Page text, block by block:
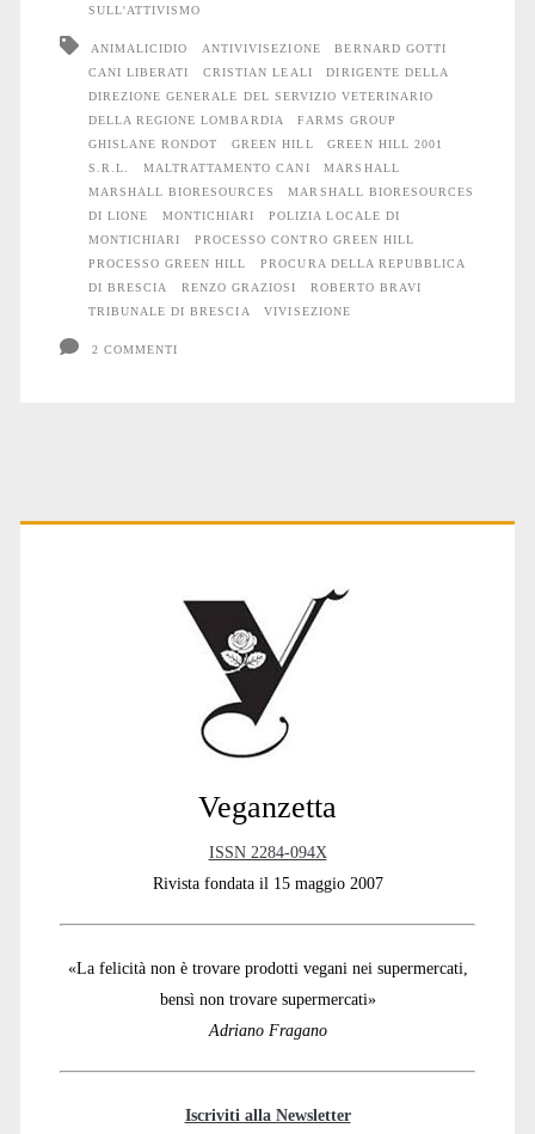
l’allevamento
lager
Green
Hill
SULL'ATTIVISMO
ANIMALICIDIO ANTIVIVISEZIONE
BERNARD GOTTI
CANI LIBERATI
CRISTIAN LEALI
DIRIGENTE DELLA
DIREZIONE GENERALE DEL SERVIZIO VETERINARIO
DELLA REGIONE LOMBARDIA
FARMS GROUP
GHISLANE RONDOT
GREEN HILL
GREEN HILL 2001
S.R.L.
MALTRATTAMENTO CANI
MARSHALL
MARSHALL BIORESOURCES
MARSHALL BIORESOURCES
DI LIONE
MONTICHIARI
POLIZIA LOCALE DI
MONTICHIARI
PROCESSO CONTRO GREEN HILL
PROCESSO GREEN HILL
PROCURA DELLA REPUBBLICA
DI BRESCIA
RENZO GRAZIOSI
ROBERTO BRAVI
TRIBUNALE DI BRESCIA
VIVISEZIONE
2 COMMENTI
Primary
Veganzetta
ISSN 2284-094X
Rivista fondata il 15 maggio 2007
«La felicità non è trovare prodotti vegani nei supermercati,
bensì non trovare supermercati»
Adriano Fragano
Iscriviti alla Newsletter